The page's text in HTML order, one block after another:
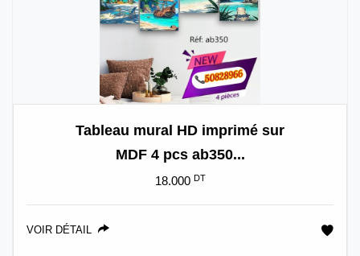
Tableau mural HD imprimé sur
MDF 4 pcs ab350...
18.000 DT
VOIR DÉTAIL